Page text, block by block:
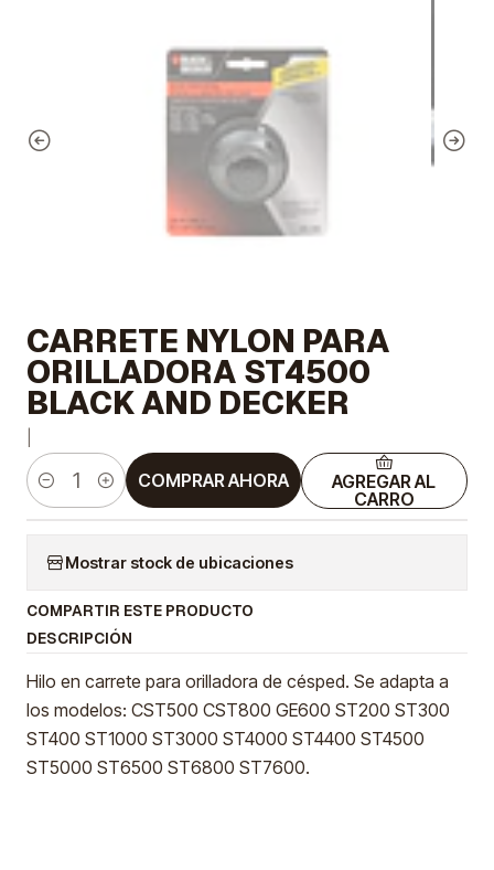
CARRETE NYLON PARA
ORILLADORA ST4500
BLACK AND DECKER
Cantidad
AGREGAR AL
CARRO
COMPRAR AHORA
Mostrar stock de ubicaciones
COMPARTIR ESTE PRODUCTO
DESCRIPCIÓN
Hilo en carrete para orilladora de césped. Se adapta a
los modelos: CST500 CST800 GE600 ST200 ST300
ST400 ST1000 ST3000 ST4000 ST4400 ST4500
ST5000 ST6500 ST6800 ST7600.